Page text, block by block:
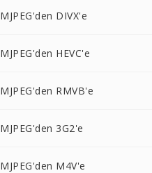
MJPEG'den DIVX'e
MJPEG'den HEVC'e
MJPEG'den RMVB'e
MJPEG'den 3G2'e
MJPEG'den M4V'e